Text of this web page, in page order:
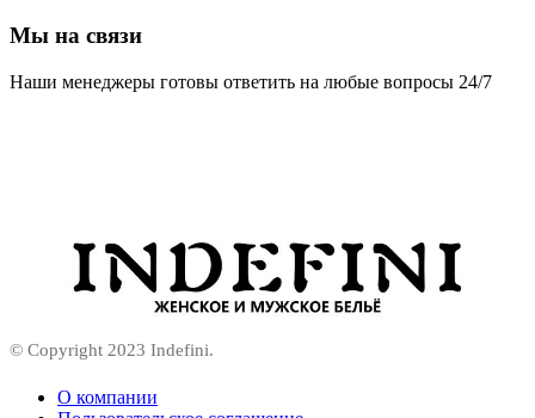
Мы на связи
Наши менеджеры готовы ответить на любые вопросы 24/7
© Copyright 2023 Indefini.
О компании